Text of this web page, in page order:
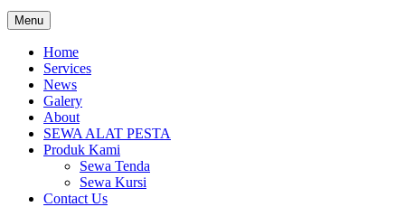
Menu
Home
Services
News
Galery
About
SEWA ALAT PESTA
Produk Kami
Sewa Tenda
Sewa Kursi
Contact Us